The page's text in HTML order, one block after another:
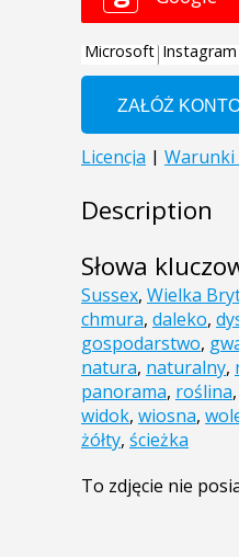
Description
Słowa
Sussex, Wielka
chmura, daleko,
gospodarstwo,
natura, naturalny,
panorama, roślina,
widok, wiosna,
żółty, ścieżka
To zdjęcie nie